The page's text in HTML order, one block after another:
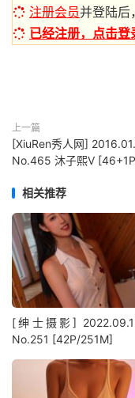
注册会员并登陆后
已经注册，点击登
上一篇
[XiuRen秀人网]
No.465 沐子熙V
相关推荐
[绅士摄影]
No.251 [42P/251M]